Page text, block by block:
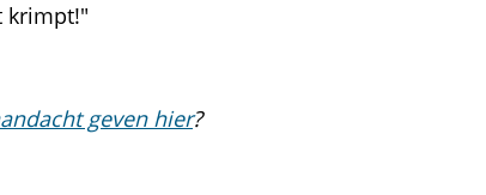
krimpt!"
geven hier?